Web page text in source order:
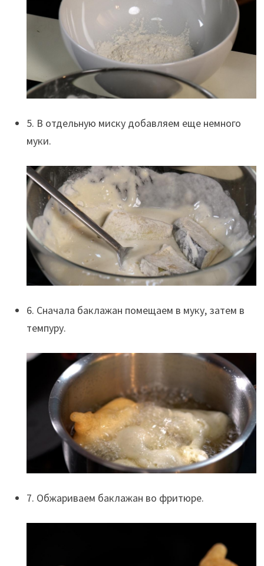
5. В отдельную миску добавляем еще немного
муки.
6. Сначала баклажан помещаем в муку, затем в
темпуру.
7. Обжариваем баклажан во фритюре.